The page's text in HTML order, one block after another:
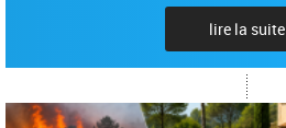
lire la suite